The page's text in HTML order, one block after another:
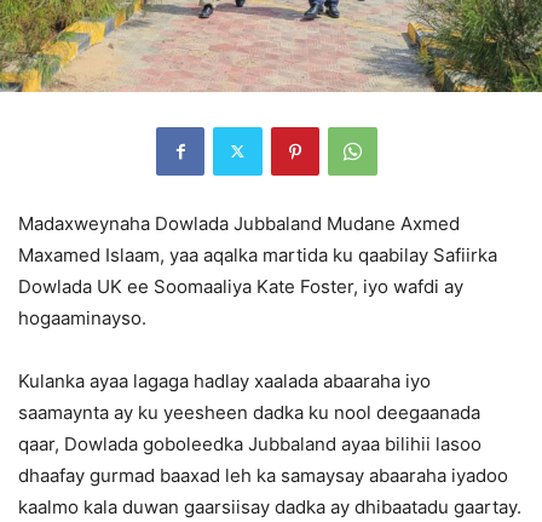
Madaxweynaha Dowlada Jubbaland Mudane Axmed
Maxamed Islaam, yaa aqalka martida ku qaabilay Safiirka
Dowlada UK ee Soomaaliya Kate Foster, iyo wafdi ay
hogaaminayso.
Kulanka ayaa lagaga hadlay xaalada abaaraha iyo
saamaynta ay ku yeesheen dadka ku nool deegaanada
qaar, Dowlada goboleedka Jubbaland ayaa bilihii lasoo
dhaafay gurmad baaxad leh ka samaysay abaaraha iyadoo
kaalmo kala duwan gaarsiisay dadka ay dhibaatadu gaartay.